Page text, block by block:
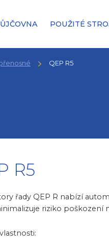
POUŽITÉ
QEP R5
R5
řady QEP R nabízí
riziko